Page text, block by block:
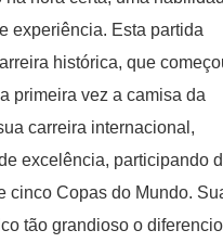
experiência. Esta partida
histórica, que
primeira vez a camisa da
carreira internacional,
excelência, participando
cinco Copas do Mundo.
tão grandioso o